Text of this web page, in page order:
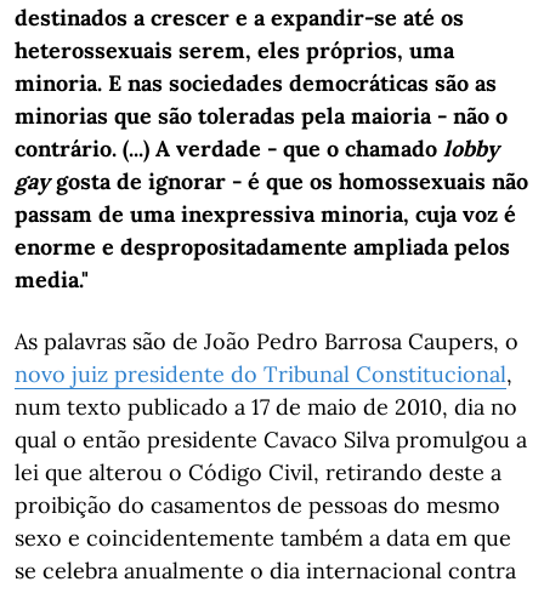
destinados a crescer e a expandir-se até os
heterossexuais serem, eles próprios, uma
minoria. E nas sociedades democráticas são as
minorias que são toleradas pela maioria - não o
contrário. (...) A verdade - que o chamado lobby
gaygosta de ignorar - é que os homossexuais não
passam de uma inexpressiva minoria, cuja voz é
enorme e despropositadamente ampliada pelos
media."
As palavras são de João Pedro Barrosa Caupers, o
novo juiz presidente do Tribunal Constitucional,
num texto publicado a 17 de maio de 2010, dia no
qual o então presidente Cavaco Silva promulgou a
lei que alterou o Código Civil, retirando deste a
proibição do casamentos de pessoas do mesmo
sexo e coincidentemente também a data em que
se celebra anualmente o dia internacional contra